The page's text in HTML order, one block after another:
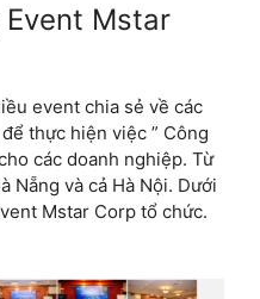
Mstar
event chia sẻ về các
thực hiện việc ” Công
các doanh nghiệp. Từ
Nẵng và cả Hà Nội. Dưới
Mstar Corp tổ chức.